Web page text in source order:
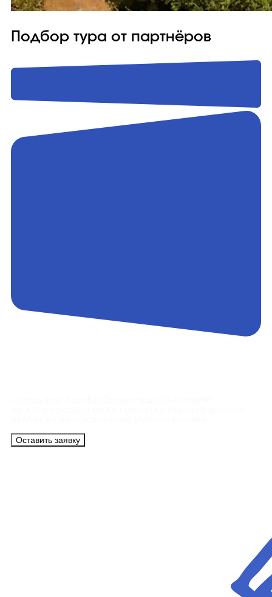
Подбор тура от партнёров
Оставить заявку